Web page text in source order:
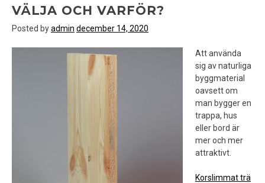
VÄLJA OCH VARFÖR?
Posted byadmin december 14, 2020
Att använda
sig av naturliga
byggmaterial
oavsett om
man bygger en
trappa, hus
eller bord är
mer och mer
attraktivt.
Korslimmat trä